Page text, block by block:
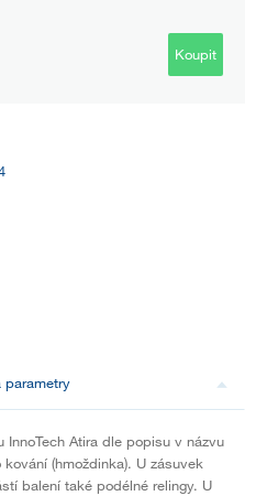
Koupit
parametry
Atira dle popisu v názvu
(hmoždinka). U zásuvek
balení také podélné relingy. U